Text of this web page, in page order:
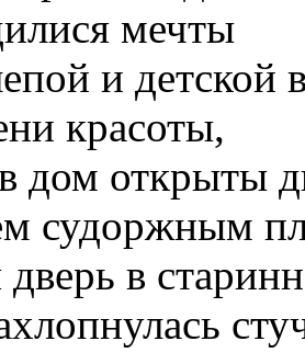
мечты
и детской
красоты,
дом открыты
судоржным
в